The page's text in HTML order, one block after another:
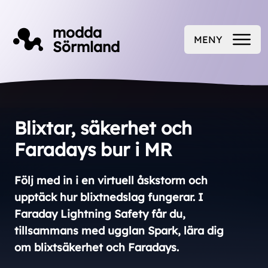
modda
Sörmland
ÖPPNA
MENY
Blixtar, säkerhet och
Faradays bur i MR
Följ med in i en virtuell åskstorm och
upptäck hur blixtnedslag fungerar. I
Faraday Lightning Safety får du,
tillsammans med ugglan Spark, lära dig
om blixtsäkerhet och Faradays.